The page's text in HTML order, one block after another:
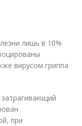
лишь в 10%
вирусом гриппа
при